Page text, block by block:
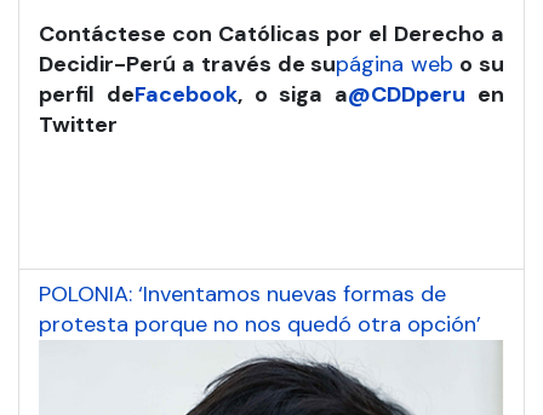
Contáctese con Católicas por el Derecho a
Decidir-Perú a través de supágina web o su
perfil deFacebook, o siga a@CDDperu en
Twitter
POLONIA: ‘Inventamos nuevas formas de
protesta porque no nos quedó otra opción’